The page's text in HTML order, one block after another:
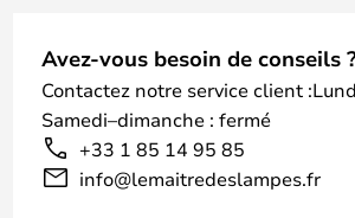
Avez-vous besoin de conseils
Contactez notre service client
Samedi–dimanche : fermé
+33 1 85 14 95 85
info@lemaitredeslampes.fr